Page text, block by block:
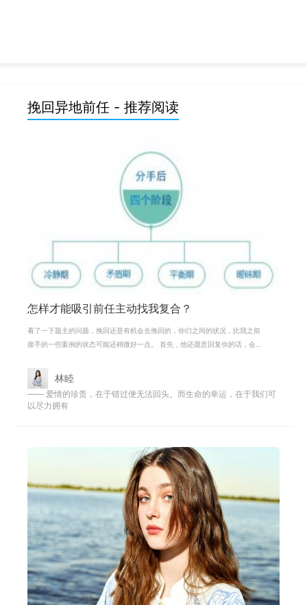
挽回异地前任 - 推荐阅读
怎样才能吸引前任主动找我复合？
看了一下题主的问题，挽回还是有机会去挽回的，你们之间的状况，比我之前
接手的一些案例的状态可能还稍微好一点。 首先，他还愿意回复你的话，会发
林睦
—— 爱情的珍贵，在于错过便无法回头。而生命的幸运，在于我们可
以尽力拥有